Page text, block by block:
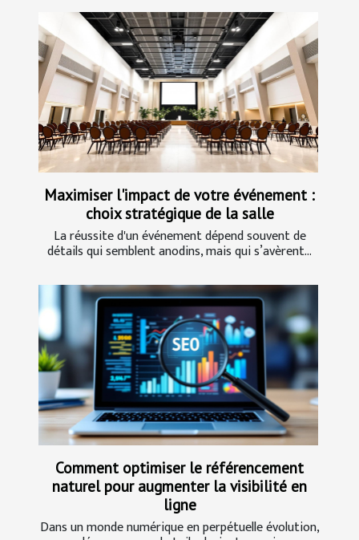
Maximiser l'impact de votre événement :
choix stratégique de la salle
La réussite d'un événement dépend souvent de
détails qui semblent anodins, mais qui s’avèrent...
Comment optimiser le référencement
naturel pour augmenter la visibilité en
ligne
Dans un monde numérique en perpétuelle évolution,